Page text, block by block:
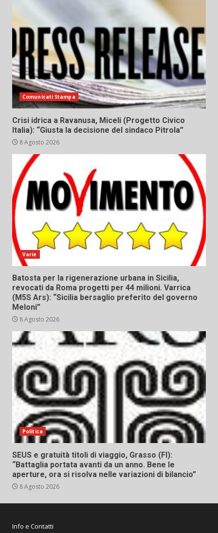
Comunicati Stampa
Crisi idrica a Ravanusa, Miceli (Progetto Civico
Italia): “Giusta la decisione del sindaco Pitrola”
8 Agosto 2026
Varie
Batosta per la rigenerazione urbana in Sicilia,
revocati da Roma progetti per 44 milioni. Varrica
(M5S Ars): “Sicilia bersaglio preferito del governo
Meloni”
8 Agosto 2026
Politica
SEUS e gratuità titoli di viaggio, Grasso (FI):
“Battaglia portata avanti da un anno. Bene le
aperture, ora si risolva nelle variazioni di bilancio”
8 Agosto 2026
Info e Contatti